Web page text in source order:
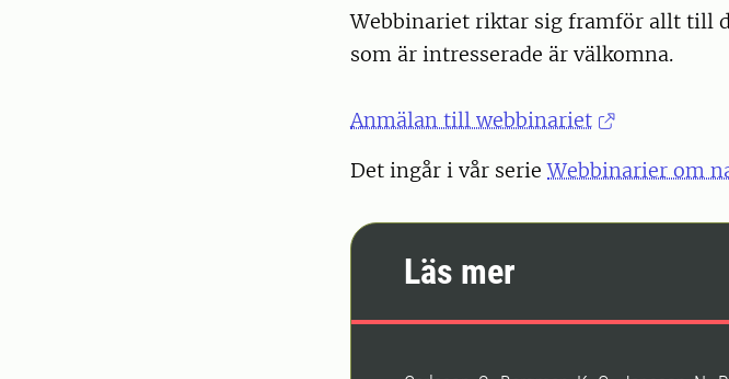
Webbinariet riktar sig framför allt till
som är intresserade är välkomna.
Anmälan till webbinariet
Det ingår i vår serieWebbinarier om
Läs mer